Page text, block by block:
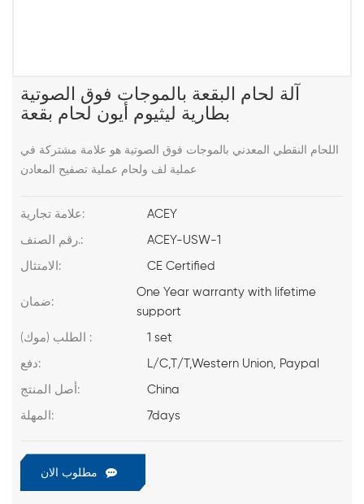
آلة لحام البقعة بالموجات فوق الصوتية
بطارية ليثيوم أيون لحام بقعة
اللحام النقطي المعدني بالموجات فوق الصوتية هو علامة مشتركة في
عملية لف ولحام عملية تصفيح المعادن
علامة تجارية: ACEY
رقم الصنف.: ACEY-USW-1
الامتثال: CE Certified
ضمان:
One Year warranty with lifetime
support
الطلب (موك) : 1 set
دفع: L/C,T/T,Western Union, Paypal
أصل المنتج: China
المهلة: 7days
مطلوب الان